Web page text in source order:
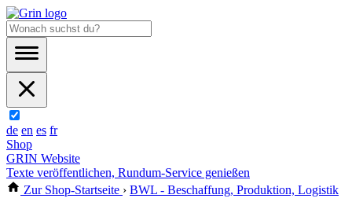
de en es fr
Shop
GRIN Website
Texte veröffentlichen, Rundum-Service genießen
Zur Shop-Startseite › BWL - Beschaffung, Produktion, Logistik